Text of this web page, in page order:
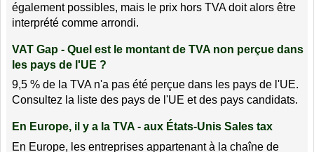
également possibles, mais le prix hors TVA doit alors être
interprété comme arrondi.
VAT Gap - Quel est le montant de TVA non perçue dans
les pays de l'UE ?
9,5 % de la TVA n'a pas été perçue dans les pays de l'UE.
Consultez la liste des pays de l'UE et des pays candidats.
En Europe, il y a la TVA - aux États-Unis Sales tax
En Europe, les entreprises appartenant à la chaîne de